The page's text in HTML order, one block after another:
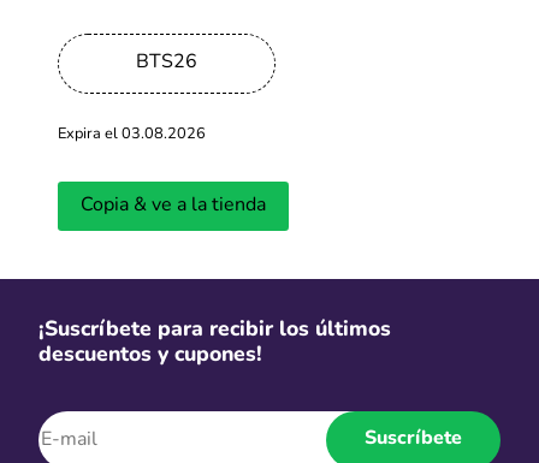
2. Conoce los detalles y visita la tienda
YesStyle. Estando allí, selecciona tus productos
favoritos y añadelos en tu carrito. No olvides revisar el
resumen de tu compra para saber que tu descuento
aprovechar al máximo los códigos y descuentos de
YesStyle será más fácil que nunca. ¡Ahorra en grande en
BTS26
Expira el 03.08.2026
Copia & ve a la tienda
¡Suscríbete para recibir los últimos
descuentos y cupones!
Suscríbete